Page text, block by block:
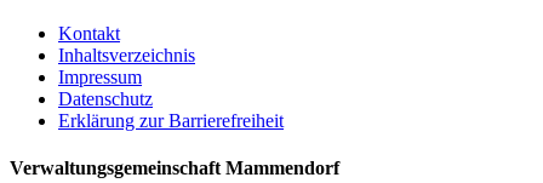
Kontakt
Inhaltsverzeichnis
Impressum
Datenschutz
Erklärung zur Barrierefreiheit
Verwaltungsgemeinschaft Mammendorf